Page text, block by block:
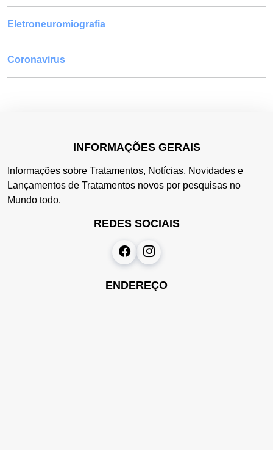
Eletroneuromiografia
Coronavirus
INFORMAÇÕES GERAIS
Informações sobre Tratamentos, Notícias, Novidades e
Lançamentos de Tratamentos novos por pesquisas no
Mundo todo.
REDES SOCIAIS
ENDEREÇO